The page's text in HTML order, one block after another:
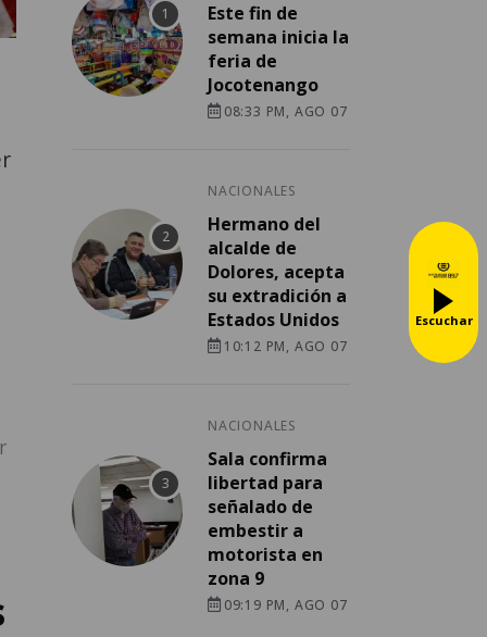
Este fin de
semana inicia la
feria de
Jocotenango
08:33 PM, AGO 07
NACIONALES
Hermano del
alcalde de
Dolores, acepta
su extradición a
Estados Unidos
10:12 PM, AGO 07
NACIONALES
Sala confirma
libertad para
señalado de
embestir a
motorista en
zona 9
09:19 PM, AGO 07
Escuchar